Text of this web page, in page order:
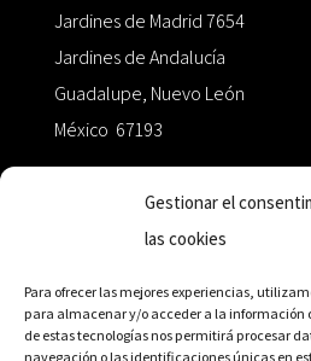
Gestionar el
las cookies
Para ofrecer las mejores experiencias,
para almacenar y/o acceder a la información
de estas tecnologías nos permitirá procesar
navegación o las identificaciones únicas en
Jardines de Madrid 7654
Jardines de Andalucía
Guadalupe, Nuevo León
México 67193
+52 811.499.5638
RED DE DISTRIBUCIÓN